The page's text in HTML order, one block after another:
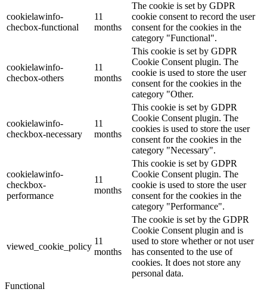
cookielawinfo-
checbox-functional
11
months
The cookie is set by GDPR
cookie consent to record the user
consent for the cookies in the
category "Functional".
cookielawinfo-
checbox-others
11
months
This cookie is set by GDPR
Cookie Consent plugin. The
cookie is used to store the user
consent for the cookies in the
category "Other.
cookielawinfo-
checkbox-necessary
11
months
This cookie is set by GDPR
Cookie Consent plugin. The
cookies is used to store the user
consent for the cookies in the
category "Necessary".
cookielawinfo-
checkbox-
performance
11
months
This cookie is set by GDPR
Cookie Consent plugin. The
cookie is used to store the user
consent for the cookies in the
category "Performance".
viewed_cookie_policy
11
months
The cookie is set by the GDPR
Cookie Consent plugin and is
used to store whether or not user
has consented to the use of
cookies. It does not store any
personal data.
Functional